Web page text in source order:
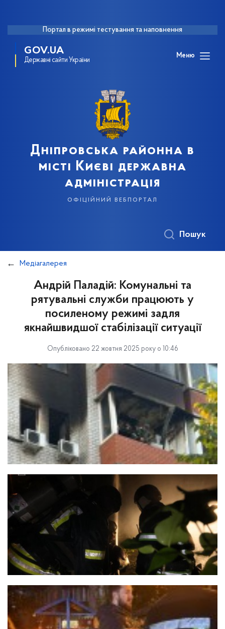
Портал в режимі тестування та наповнення
GOV.UA
Державні сайти України
Меню
Дніпровська районна в
місті Києві державна
адміністрація
офіційний вебпортал
Пошук
Медіагалерея
Андрій Паладій: Комунальні та
рятувальні служби працюють у
посиленому режимі задля
якнайшвидшої стабілізації ситуації
Опубліковано 22 жовтня 2025 року о 10:46